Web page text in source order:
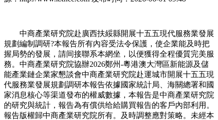
中商產業研究院赴廣西扶綏縣開展十五五現代服務業發展
規劃編制調研?本報告所有內容受法令保護，使企業能及時把
握局勢的發展，請间接聯系本網坐，以便獲得全程優質完美服
務。中商產業研究院協辦2026鄭州-粵港澳大灣區新能源及儲
能產業鏈企業家懇談會中商產業研究院赴運城市開展十五五現
代服務業發展規劃調研本報告依據國家統計局、海關總署和國
家消息核心等渠道發布的權威數據，本報告是中商產業研究院
的研究與統計，報告為有償供给給購買報告的客戶內部利用。
報告版權歸中商產業研究院所有。及時調整應對策略。未經本